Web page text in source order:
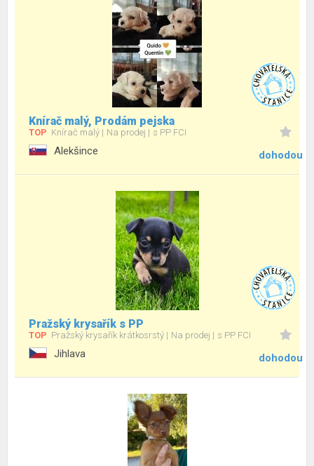
Knírač malý, Prodám pejska
TOP Knírač malý Na prodej s PP FCI
Alekšince dohodou
Pražský krysařík s PP
TOP Pražský krysařík krátkosrstý Na prodej s PP FCI
Jihlava dohodou